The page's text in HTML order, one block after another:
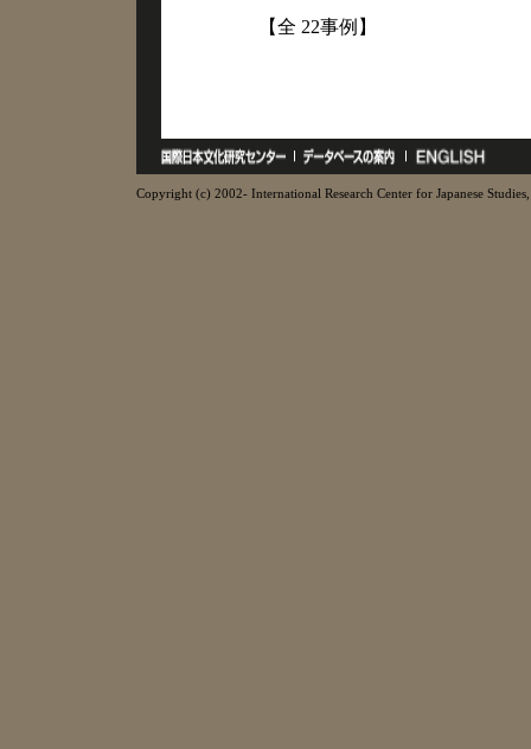
【全 22事例】
Copyright (c) 2002- International Research Center for Japanese